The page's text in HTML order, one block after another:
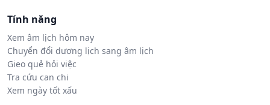
Tính năng
Xem âm lịch hôm nay
Chuyển đổi dương lịch sang âm lịch
Gieo quẻ hỏi việc
Tra cứu can chi
Xem ngày tốt xấu